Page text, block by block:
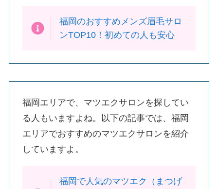
福岡のおすすめメンズ眉毛サロ
ンTOP10！初めての人も安心
福岡エリアで、マツエクサロンを探してい
る人もいますよね。以下の記事では、福岡
エリアでおすすめのマツエクサロンを紹介
していますよ。
福岡で人気のマツエク（まつげ